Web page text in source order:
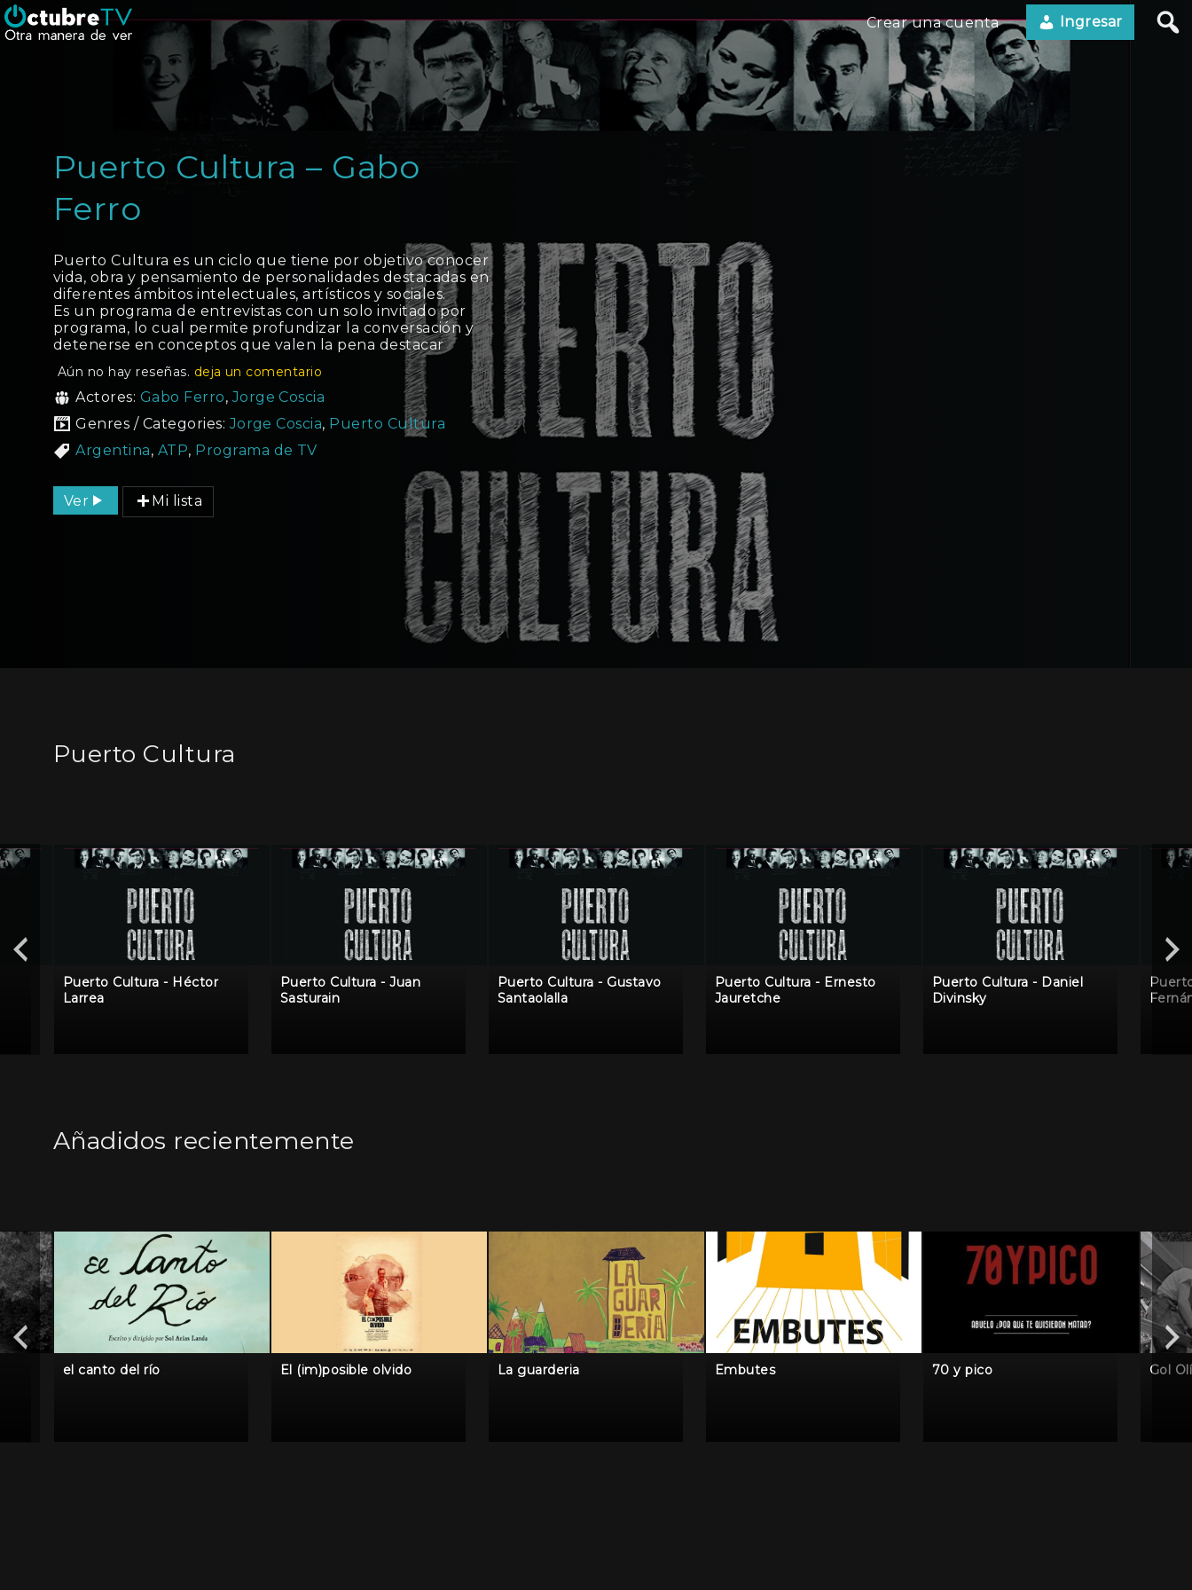
Crear una cuenta Ingresar
Puerto Cultura – Gabo
Ferro
Puerto Cultura es un ciclo que tiene por objetivo conocer
vida, obra y pensamiento de personalidades destacadas en
diferentes ámbitos intelectuales, artísticos y sociales.
Es un programa de entrevistas con un solo invitado por
programa, lo cual permite profundizar la conversación y
detenerse en conceptos que valen la pena destacar
Aún no hay reseñas. deja un comentario
Actores: Gabo Ferro,Jorge Coscia
Genres / Categories:Jorge Coscia, Puerto Cultura
Argentina, ATP, Programa de TV
Ver Mi lista
Puerto Cultura
Puerto Cultura - Héctor
Larrea
Puerto Cultura - Juan
Sasturain
Puerto Cultura - Gustavo
Santaolalla
Puerto Cultura - Ernesto
Jauretche
Puerto Cultura - Daniel
Divinsky
Añadidos recientemente
el canto del río El (im)posible olvido La guarderia Embutes 70 y pico Gol